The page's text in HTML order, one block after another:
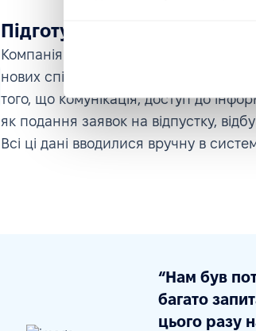
Підготувати організацію
Компанія динамічно розвивається –
нових співробітників. Відсутність
того, що комунікація, доступ до
як подання заявок на відпустку,
Всі ці дані вводилися вручну в
“Нам був
багато
цього разу